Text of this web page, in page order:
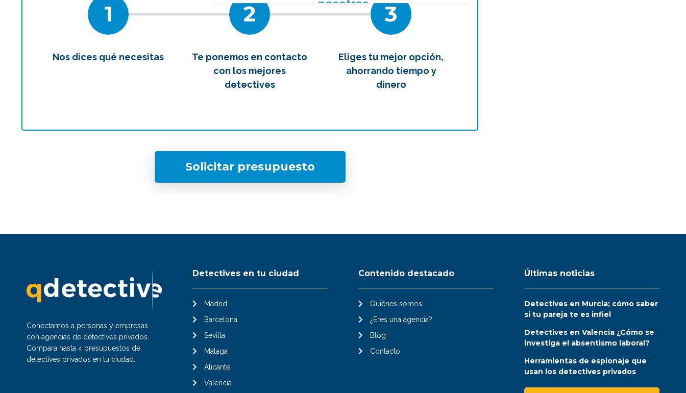
1 2 3
Nos dices qué necesitas
Te ponemos en contacto
con los mejores
detectives
Eliges tu mejor opción,
ahorrando tiempo y
dinero
Solicitar presupuesto
Conectamos a personas y empresas
con agencias de detectives privados.
Compara hasta 4 presupuestos de
detectives privados en tu ciudad.
Detectives en tu ciudad
Madrid
Barcelona
Sevilla
Málaga
Alicante
Valencia
Contenido destacado
Quiénes somos
¿Eres una agencia?
Blog
Contacto
Últimas noticias
Detectives en Murcia; cómo saber
si tu pareja te es infiel
Detectives en Valencia ¿Cómo se
investiga el absentismo laboral?
Herramientas de espionaje que
usan los detectives privados